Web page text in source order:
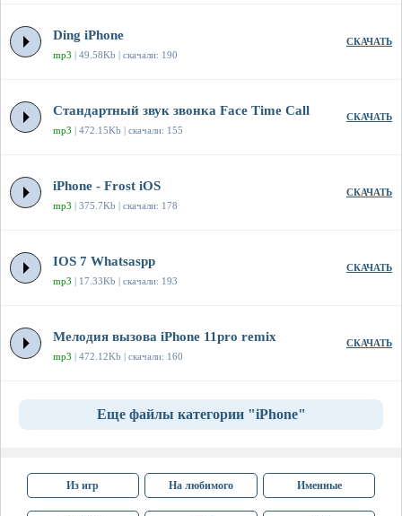
Ding iPhone
mp3 | 49.58Kb | скачали: 190
СКАЧАТЬ
Стандартный звук звонка Face Time Call
mp3 | 472.15Kb | скачали: 155
СКАЧАТЬ
iPhone - Frost iOS
mp3 | 375.7Kb | скачали: 178
СКАЧАТЬ
IOS 7 Whatsaspp
mp3 | 17.33Kb | скачали: 193
СКАЧАТЬ
Мелодия вызова iPhone 11pro remix
mp3 | 472.12Kb | скачали: 160
СКАЧАТЬ
Еще файлы категории "iPhone"
Из игр На любимого Именные